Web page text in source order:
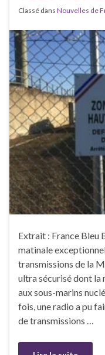
Classé dans Nouvelles de
Extrait : France Bleu
matinale
transmissions de la
ultra sécurisé dont la
aux sous-marins
fois, une radio a pu
de transmissions …